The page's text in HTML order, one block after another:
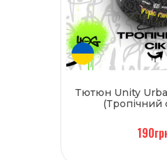
Тютюн Unity
(Тропічний